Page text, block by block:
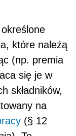
które należą
(np. premia
się je w
składników,
na
(§ 12